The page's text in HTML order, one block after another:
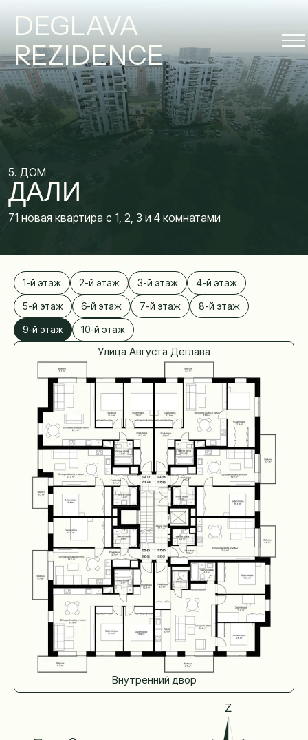
DEGLAVA
REZIDENCE
5. ДОМ
ДАЛИ
71 новая квартира с 1, 2, 3 и 4 комнатами
1-й этаж 2-й этаж 3-й этаж
4-й этаж
5-й этаж
6-й этаж 7-й этаж
8-й этаж
9-й этаж
10-й этаж
Улица Августа Деглава
Внутренний двор